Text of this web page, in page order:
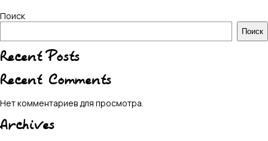
Поиск
Поиск
Recent Posts
Recent Comments
Нет комментариев для просмотра.
Archives